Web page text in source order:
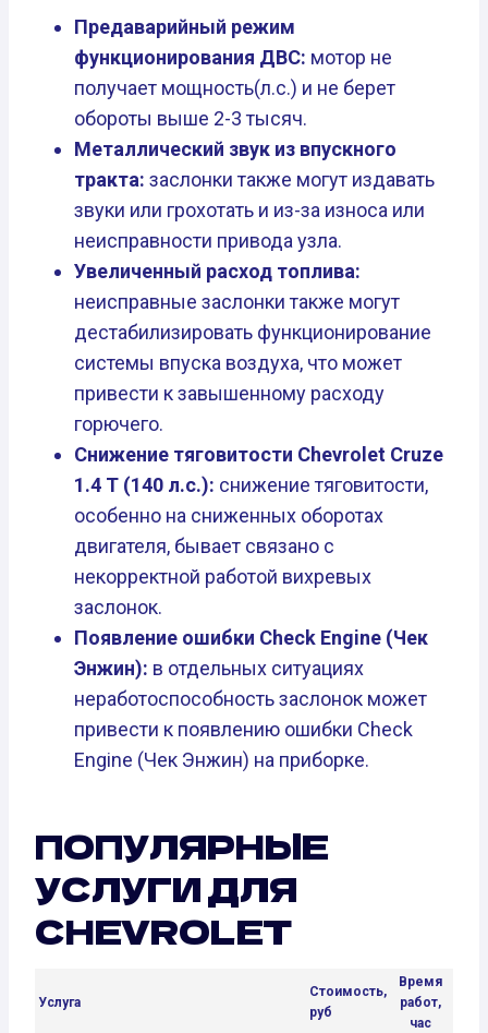
Предаварийный режим
функционирования ДВС: мотор не
получает мощность(л.с.) и не берет
обороты выше 2-3 тысяч.
Металлический звук из впускного
тракта: заслонки также могут издавать
звуки или грохотать и из-за износа или
неисправности привода узла.
Увеличенный расход топлива:
неисправные заслонки также могут
дестабилизировать функционирование
системы впуска воздуха, что может
привести к завышенному расходу
горючего.
Снижение тяговитости Chevrolet Cruze
1.4 T (140 л.с.): снижение тяговитости,
особенно на сниженных оборотах
двигателя, бывает связано с
некорректной работой вихревых
заслонок.
Появление ошибки Check Engine (Чек
Энжин): в отдельных ситуациях
неработоспособность заслонок может
привести к появлению ошибки Check
Engine (Чек Энжин) на приборке.
ПОПУЛЯРНЫЕ
УСЛУГИ ДЛЯ
CHEVROLET
Услуга
Стоимость,
руб
Время
работ,
час